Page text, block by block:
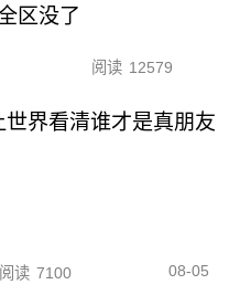
区没了
阅读 12579
界看清谁才是真朋友
阅读 7100 08-05